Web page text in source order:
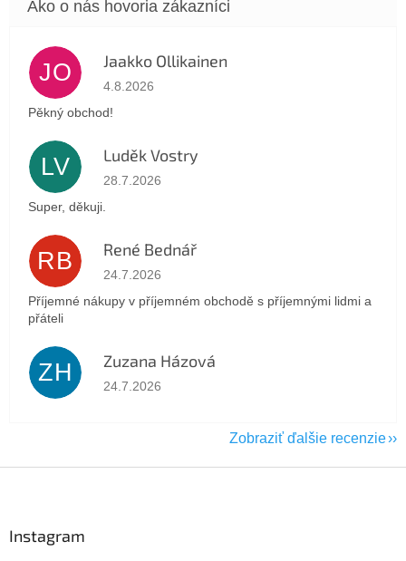
JO Jaakko Ollikainen
Hodnotenie obchodu je 5 z 5 hviezdičiek.
4.8.2026
Pěkný obchod!
LV Luděk Vostry
Hodnotenie obchodu je 5 z 5 hviezdičiek.
28.7.2026
Super, děkuji.
RB René Bednář
Hodnotenie obchodu je 5 z 5 hviezdičiek.
24.7.2026
Příjemné nákupy v příjemném obchodě s příjemnými lidmi a
přáteli
ZH Zuzana Házová
Hodnotenie obchodu je 5 z 5 hviezdičiek.
24.7.2026
Zobraziť ďalšie recenzie
Instagram